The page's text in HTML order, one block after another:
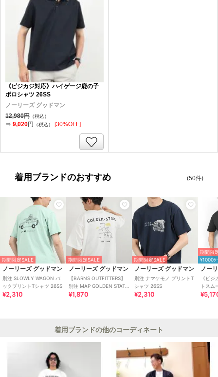
《ビジカジ対応》ハイゲージ鹿の子
ポロシャツ 26SS
ノーリーズ グッドマン
12,980円（税込）
⇒9,020円 （税込） [30%OFF]
着用ブランドのおすすめ (50件)
期間限定SALE
ノーリーズ グッドマン
別注 SLOWLY WAGON バ
ックプリントTシャツ 26SS
¥2,310
期間限定SALE
ノーリーズ グッドマン
【BARNS OUTFITTERS】
別注 MAP GOLDEN STATE
プリントTシャツ 26S
¥1,870
期間限定SALE
ノーリーズ グッドマン
別注 ナマケモノ プリントT
シャツ 26SS
¥2,310
期間限
¥1000ｸ
ノー
《ビジ
トスム
Tシャ
着用ブランドの他のコーディネート